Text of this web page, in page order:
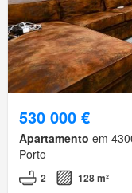
530 000 €
Apartamento em
Porto
2 128 m²